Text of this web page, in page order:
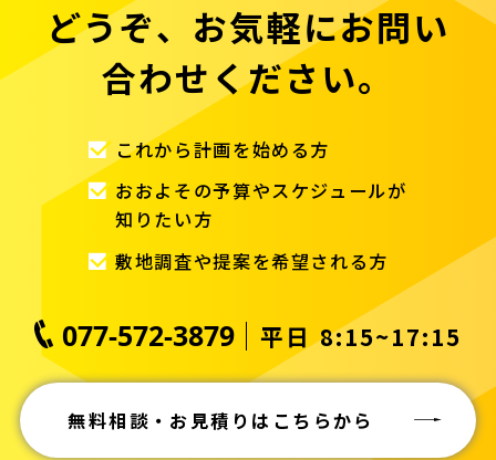
どうぞ、お気軽にお問い
合わせください。
これから計画を始める方
おおよその予算やスケジュールが
知りたい方
敷地調査や提案を希望される方
077-572-3879 平日 8:15~17:15
無料相談・お見積りはこちらから